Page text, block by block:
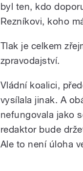
byl ten, kdo
Rezníkovi, koho
Tlak je celkem
zpravodajství.
Vládní koalici,
vysílala jinak. A
nefungovala jako
redaktor bude
Ale to není úloha